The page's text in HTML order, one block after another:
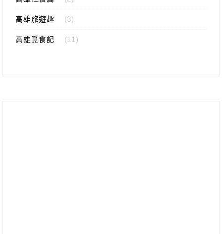
高雄旅遊趣 (3)
高雄覓食記 (11)